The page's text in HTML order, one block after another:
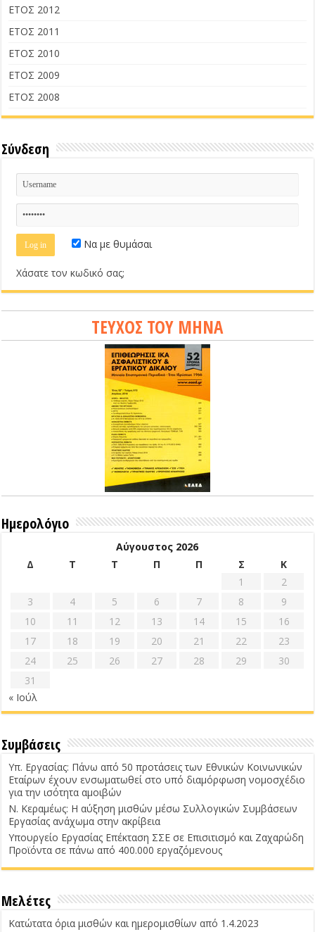
ΕΤΟΣ 2012
ΕΤΟΣ 2011
ΕΤΟΣ 2010
ΕΤΟΣ 2009
ΕΤΟΣ 2008
Σύνδεση
Να με θυμάσαι
Χάσατε τον κωδικό σας;
ΤΕΥΧΟΣ ΤΟΥ ΜΗΝΑ
Ημερολόγιο
Αύγουστος 2026
Δ
Τ Τ Π Π Σ
Κ
1
2
3
4 5 6 7 8
9
10
11 12 13 14 15
16
17
18 19 20 21 22
23
24
25 26 27 28 29
30
31
« Ιούλ
Συμβάσεις
Υπ. Εργασίας: Πάνω από 50 προτάσεις των Εθνικών Κοινωνικών
Εταίρων έχουν ενσωματωθεί στο υπό διαμόρφωση νομοσχέδιο
για την ισότητα αμοιβών
Ν. Κεραμέως: Η αύξηση μισθών μέσω Συλλογικών Συμβάσεων
Εργασίας ανάχωμα στην ακρίβεια
Υπουργείο Εργασίας Επέκταση ΣΣΕ σε Επισιτισμό και Ζαχαρώδη
Προϊόντα σε πάνω από 400.000 εργαζόμενους
Μελέτες
Κατώτατα όρια μισθών και ημερομισθίων από 1.4.2023